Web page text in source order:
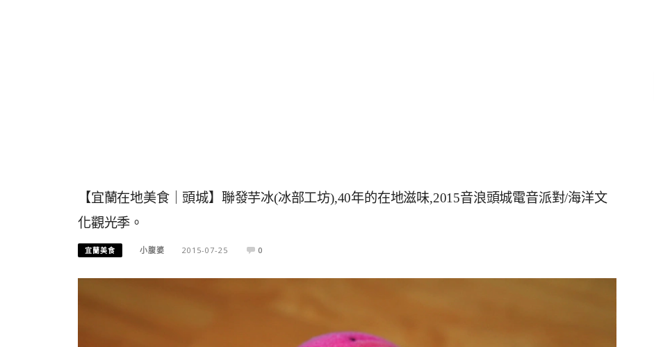
【宜蘭在地美食｜頭城】聯發芋冰(冰部工坊),40年的在地滋味,2015音浪頭城電音派對/海洋文
化觀光季。
宜蘭美食 小腹婆 2015-07-25 0